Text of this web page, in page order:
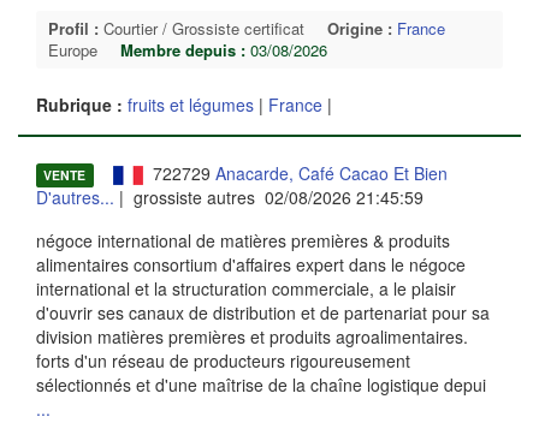
Profil : Courtier / Grossiste certificat Origine : France
Europe
Membre depuis : 03/08/2026
Rubrique : fruits et légumes | France |
VENTE 722729 Anacarde, Café Cacao Et Bien
D'autres... | grossiste autres 02/08/2026 21:45:59
négoce international de matières premières & produits
alimentaires consortium d'affaires expert dans le négoce
international et la structuration commerciale, a le plaisir
d'ouvrir ses canaux de distribution et de partenariat pour sa
division matières premières et produits agroalimentaires.
forts d'un réseau de producteurs rigoureusement
sélectionnés et d'une maîtrise de la chaîne logistique depui
...